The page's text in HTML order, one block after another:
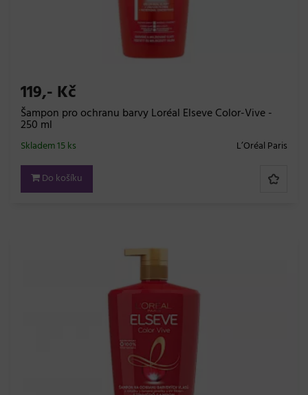
119,- Kč
Šampon pro ochranu barvy Loréal Elseve Color-Vive -
250 ml
L’Oréal Paris
Skladem 15 ks
Do košíku